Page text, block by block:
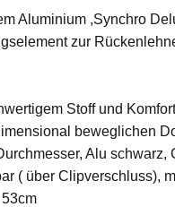
Aluminium ,Synchro
zur
Stoff und
beweglichen
Alu
( über Clipverschluss),